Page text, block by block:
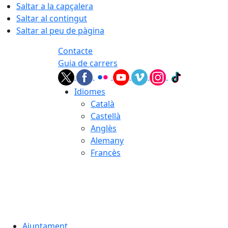
Saltar a la capçalera
Saltar al contingut
Saltar al peu de pàgina
Contacte
Guia de carrers
Idiomes
Català
Castellà
Anglès
Alemany
Francès